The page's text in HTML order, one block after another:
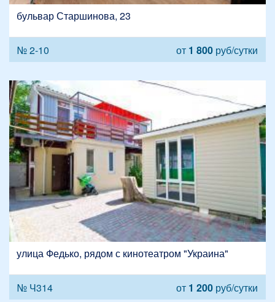
бульвар Старшинова, 23
№ 2-10 от 1 800 руб/сутки
улица Федько, рядом с кинотеатром "Украина"
№ Ч314 от 1 200 руб/сутки